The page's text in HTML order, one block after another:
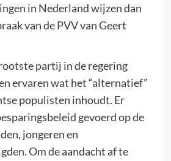
in Nederland wijzen dan
van de PVV van Geert
partij in de regering
ervaren wat het “alternatief”
populisten inhoudt. Er
gevoerd op de
jongeren en
Om de aandacht af te